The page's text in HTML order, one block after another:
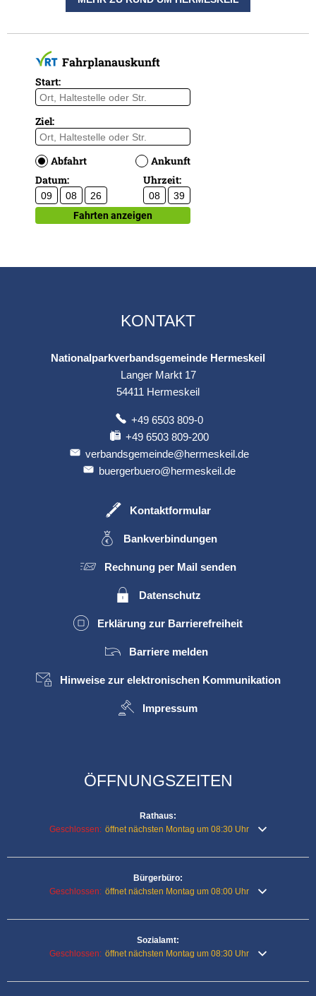
KONTAKT
Nationalparkverbandsgemeinde Hermeskeil
Langer Markt 17
54411 Hermeskeil
+49 6503 809-0
+49 6503 809-200
verbandsgemeinde@hermeskeil.de
buergerbuero@hermeskeil.de
Kontaktformular
Bankverbindungen
Rechnung per Mail senden
Datenschutz
Erklärung zur Barrierefreiheit
Barriere melden
Hinweise zur elektronischen Kommunikation
Impressum
ÖFFNUNGSZEITEN
Rathaus:
Klicken, um weitere Öffnungs- oder Schließzeiten auszublenden
Geschlossen: öffnet nächsten Montag um 08:30 Uhr
Bürgerbüro:
Klicken, um weitere Öffnungs- oder Schließzeiten auszublenden
Geschlossen: öffnet nächsten Montag um 08:00 Uhr
Sozialamt:
Klicken, um weitere Öffnungs- oder Schließzeiten auszublenden
Geschlossen: öffnet nächsten Montag um 08:30 Uhr